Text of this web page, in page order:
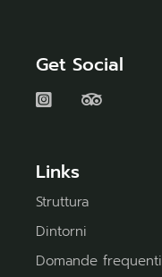
Get Social
Links
Struttura
Dintorni
Domande frequenti